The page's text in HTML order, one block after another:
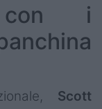
con i
Scott